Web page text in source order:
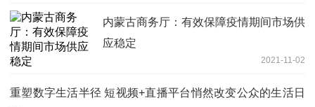
内蒙古商务厅：有效保障疫情期间市场供
应稳定
2021-11-02
重塑数字生活半径 短视频+直播平台悄然改变公众的生活日